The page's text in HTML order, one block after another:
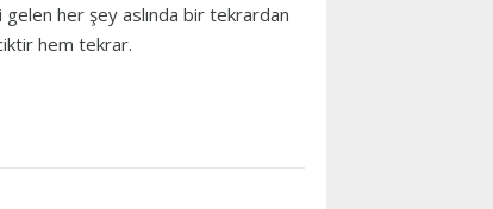
gelen her şey aslında bir tekrardan
hem tekrar.